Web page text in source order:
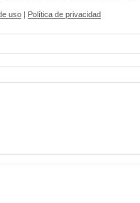
uso | Política de privacidad